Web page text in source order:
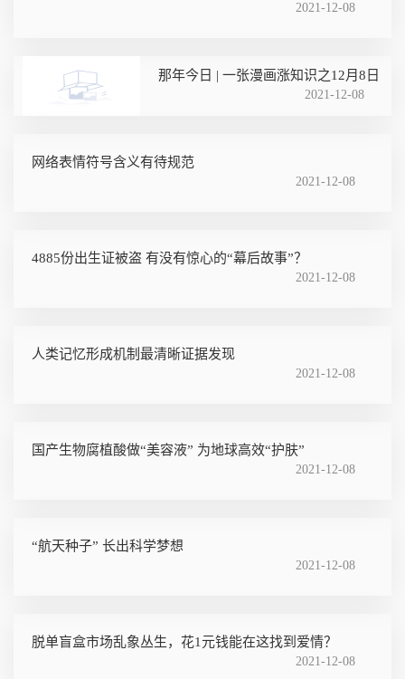
2021-12-08
那年今日 | 一张漫画涨知识之12月8日
2021-12-08
网络表情符号含义有待规范
2021-12-08
4885份出生证被盗 有没有惊心的“幕后故事”？
2021-12-08
人类记忆形成机制最清晰证据发现
2021-12-08
国产生物腐植酸做“美容液” 为地球高效“护肤”
2021-12-08
“航天种子” 长出科学梦想
2021-12-08
脱单盲盒市场乱象丛生，花1元钱能在这找到爱情？
2021-12-08